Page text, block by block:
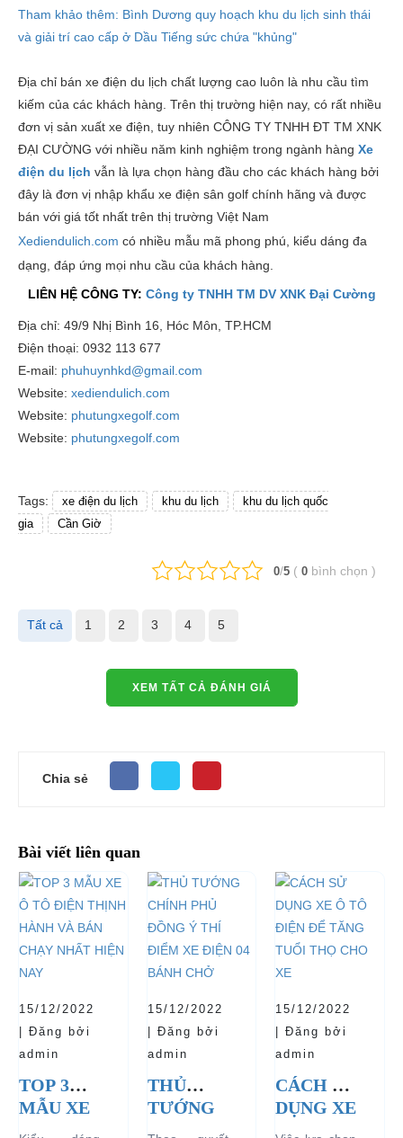
Tham khảo thêm: Bình Dương quy hoạch khu du lịch sinh thái
và giải trí cao cấp ở Dầu Tiếng sức chứa "khủng"
Địa chỉ bán xe điện du lịch chất lượng cao luôn là nhu cầu tìm
kiếm của các khách hàng. Trên thị trường hiện nay, có rất nhiều
đơn vị sản xuất xe điện, tuy nhiên CÔNG TY TNHH ĐT TM XNK
ĐẠI CƯỜNG với nhiều năm kinh nghiệm trong ngành hàng Xe
điện du lịch vẫn là lựa chọn hàng đầu cho các khách hàng bởi
đây là đơn vị nhập khẩu xe điện sân golf chính hãng và được
bán với giá tốt nhất trên thị trường Việt Nam
Xediendulich.com có nhiều mẫu mã phong phú, kiểu dáng đa
dạng, đáp ứng mọi nhu cầu của khách hàng.
LIÊN HỆ CÔNG TY: Công ty TNHH TM DV XNK Đại Cường
Địa chỉ: 49/9 Nhị Bình 16, Hóc Môn, TP.HCM
Điện thoại: 0932 113 677
E-mail: phuhuynhkd@gmail.com
Website: xediendulich.com
Website: phutungxegolf.com
Website: phutungxegolf.com
Tags: xe điện du lịch khu du lịch
khu du lịch quốc
gia
Cần Giờ
0/5 ( 0 bình chọn )
Tất cả 1 2 3 4 5
XEM TẤT CẢ ĐÁNH GIÁ
Chia sẻ
Bài viết liên quan
15/12/2022
| Đăng bởi
admin
TOP 3
MẪU XE
Ô TÔ
15/12/2022
| Đăng bởi
admin
THỦ
TƯỚNG
CHÍNH
15/12/2022
| Đăng bởi
admin
CÁCH SỬ
DỤNG XE
Ô TÔ